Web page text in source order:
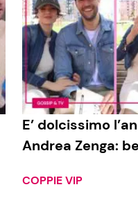
E’ dolcissimo
Andrea Zenga:
COPPIE VIP